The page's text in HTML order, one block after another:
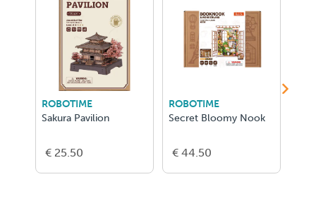
ROBOTIME
Sakura Pavilion
€ 25.50
ROBOTIME
Secret Bloomy Nook
€ 44.50